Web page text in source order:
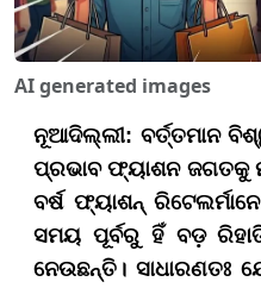
AI generated images
ନୂଆଦିଲ୍ଲୀ: ବର୍ତ୍ତମାନ
ପ୍ରଭାବ ଫ୍ୟାଶନ ଜଗତକୁ
ବର୍ଷ ଫ୍ୟାଶନ୍
ସମୟ ପୂର୍ବରୁ ହିଁ ବଡ଼
ନେଉଛନ୍ତି। ସାଧାରଣତଃ